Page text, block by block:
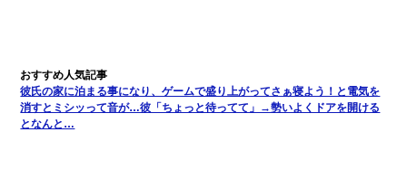
彼氏の家に泊まる事になり、ゲームで盛り上がってさぁ寝よう！と電気を
消すとミシッって音が…彼「ちょっと待ってて」→勢いよくドアを開ける
となんと…